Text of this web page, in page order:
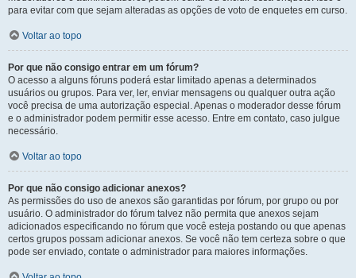
para evitar com que sejam alteradas as opções de voto de enquetes em curso.
Voltar ao topo
Por que não consigo entrar em um fórum?
O acesso a alguns fóruns poderá estar limitado apenas a determinados
usuários ou grupos. Para ver, ler, enviar mensagens ou qualquer outra ação
você precisa de uma autorização especial. Apenas o moderador desse fórum
e o administrador podem permitir esse acesso. Entre em contato, caso julgue
necessário.
Voltar ao topo
Por que não consigo adicionar anexos?
As permissões do uso de anexos são garantidas por fórum, por grupo ou por
usuário. O administrador do fórum talvez não permita que anexos sejam
adicionados especificando no fórum que você esteja postando ou que apenas
certos grupos possam adicionar anexos. Se você não tem certeza sobre o que
pode ser enviado, contate o administrador para maiores informações.